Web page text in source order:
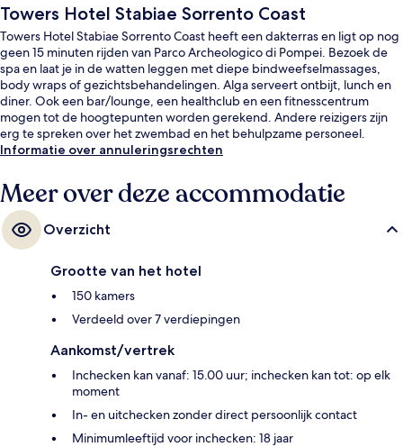
Towers Hotel Stabiae Sorrento Coast
Towers Hotel Stabiae Sorrento Coast heeft een dakterras en ligt op nog
geen 15 minuten rijden van Parco Archeologico di Pompei. Bezoek de
spa en laat je in de watten leggen met diepe bindweefselmassages,
body wraps of gezichtsbehandelingen. Alga serveert ontbijt, lunch en
diner. Ook een bar/lounge, een healthclub en een fitnesscentrum
mogen tot de hoogtepunten worden gerekend. Andere reizigers zijn
erg te spreken over het zwembad en het behulpzame personeel.
Informatie over annuleringsrechten
Meer over deze accommodatie
Overzicht
Grootte van het hotel
150 kamers
Verdeeld over 7 verdiepingen
Aankomst/vertrek
Inchecken kan vanaf: 15.00 uur; inchecken kan tot: op elk
moment
In- en uitchecken zonder direct persoonlijk contact
Minimumleeftijd voor inchecken: 18 jaar